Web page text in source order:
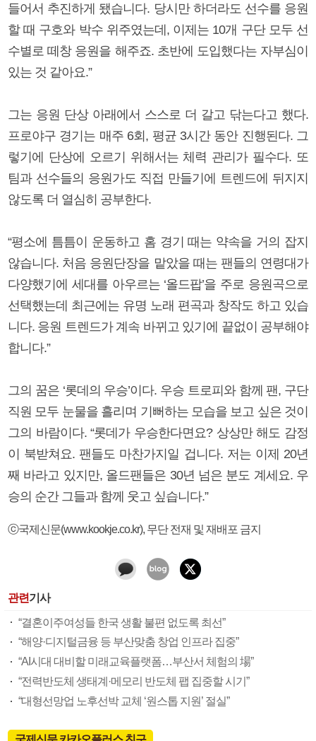
들어서 추진하게 됐습니다. 당시만 하더라도 선수를 응원
할 때 구호와 박수 위주였는데, 이제는 10개 구단 모두 선
수별로 떼창 응원을 해주죠. 초반에 도입했다는 자부심이
있는 것 같아요.”
그는 응원 단상 아래에서 스스로 더 갈고 닦는다고 했다.
프로야구 경기는 매주 6회, 평균 3시간 동안 진행된다. 그
렇기에 단상에 오르기 위해서는 체력 관리가 필수다. 또
팀과 선수들의 응원가도 직접 만들기에 트렌드에 뒤지지
않도록 더 열심히 공부한다.
“평소에 틈틈이 운동하고 홈 경기 때는 약속을 거의 잡지
않습니다. 처음 응원단장을 맡았을 때는 팬들의 연령대가
다양했기에 세대를 아우르는 ‘올드팝’을 주로 응원곡으로
선택했는데 최근에는 유명 노래 편곡과 창작도 하고 있습
니다. 응원 트렌드가 계속 바뀌고 있기에 끝없이 공부해야
합니다.”
그의 꿈은 ‘롯데의 우승’이다. 우승 트로피와 함께 팬, 구단
직원 모두 눈물을 흘리며 기뻐하는 모습을 보고 싶은 것이
그의 바람이다. “롯데가 우승한다면요? 상상만 해도 감정
이 북받쳐요. 팬들도 마찬가지일 겁니다. 저는 이제 20년
째 바라고 있지만, 올드팬들은 30년 넘은 분도 계세요. 우
승의 순간 그들과 함께 웃고 싶습니다.”
ⓒ국제신문(www.kookje.co.kr), 무단 전재 및 재배포 금지
관련기사
“결혼이주여성들 한국 생활 불편 없도록 최선”
“해양·디지털금융 등 부산맞춤 창업 인프라 집중”
“AI시대 대비할 미래교육플랫폼…부산서 체험의 場”
“전력반도체 생태계·메모리 반도체 팹 집중할 시기”
“대형선망업 노후선박 교체 ‘원스톱 지원’ 절실”